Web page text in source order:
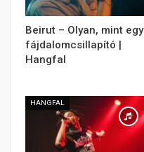
Beirut – Olyan, mint egy
fájdalomcsillapító |
Hangfal
HANGFAL